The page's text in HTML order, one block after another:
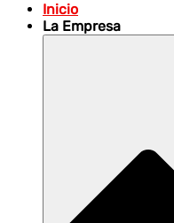
Inicio
La Empresa